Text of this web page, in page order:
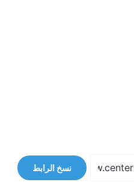
نسخ الرابط